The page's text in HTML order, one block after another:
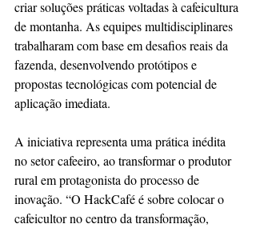
criar soluções práticas voltadas à cafeicultura
de montanha. As equipes multidisciplinares
trabalharam com base em desafios reais da
fazenda, desenvolvendo protótipos e
propostas tecnológicas com potencial de
aplicação imediata.
A iniciativa representa uma prática inédita
no setor cafeeiro, ao transformar o produtor
rural em protagonista do processo de
inovação. “O HackCafé é sobre colocar o
cafeicultor no centro da transformação,